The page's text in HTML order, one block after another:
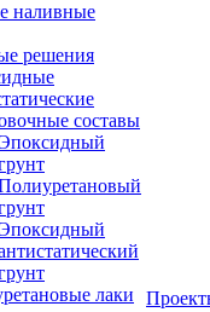
наливные
решения
составы
лаки